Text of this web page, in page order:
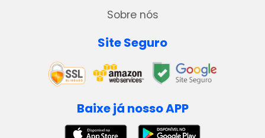
Sobre nós
Site Seguro
Baixe já nosso APP